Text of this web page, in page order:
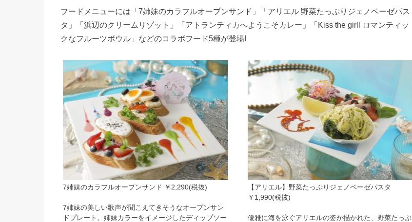
フードメニューには「7姉妹のカラフルオープンサンド」「アリエル 野菜たっぷりジェノベーゼパス
タ」「浜辺のクリームリゾット」「アトランティカへようこそカレー」「Kiss the girll ロマンティッ
クなフルーツボウル」などのコラボフード5種が登場!
7姉妹のカラフルオープンサンド ￥2,290(税抜)
7姉妹の美しい歌声が聞こえてきそうなオープンサン
ドプレート。姉妹カラーをイメージしたディップソー
【アリエル】野菜たっぷりジェノベーゼパスタ
￥1,990(税抜)
優雅に海を泳ぐアリエルの姿が描かれた、野菜たっぷ